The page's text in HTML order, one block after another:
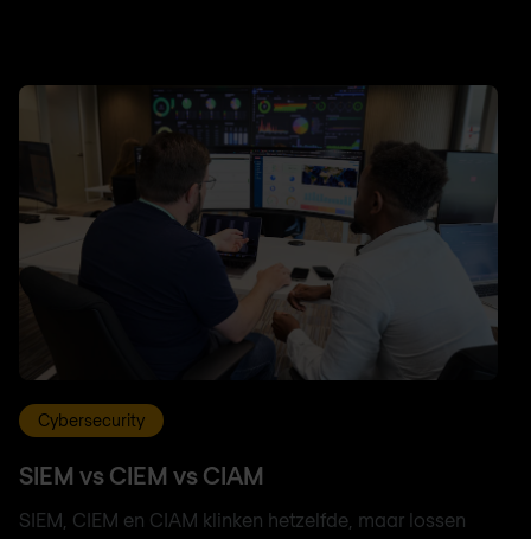
Cybersecurity
SIEM vs CIEM vs CIAM
SIEM, CIEM en CIAM klinken hetzelfde, maar lossen